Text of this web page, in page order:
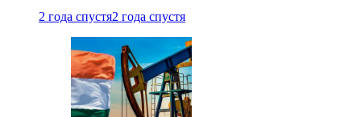
2 года спустя2 года спустя